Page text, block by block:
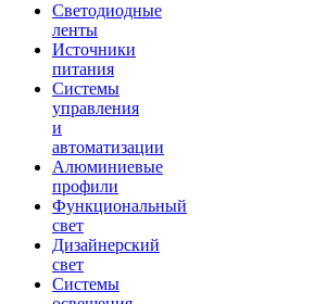
Светодиодные
ленты
Источники
питания
Системы
управления
и
автоматизации
Алюминиевые
профили
Функциональный
свет
Дизайнерский
свет
Системы